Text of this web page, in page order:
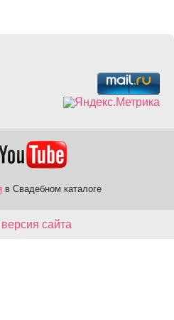
в Свадебном каталоге
сайта